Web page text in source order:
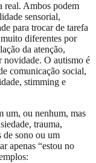
real. Ambos podem
sensorial,
para trocar de tarefa
diferentes por
da atenção,
novidade. O autismo é
comunicação social,
stimming e
um, ou nenhum, mas
trauma,
de sono ou um
apenas “estou no